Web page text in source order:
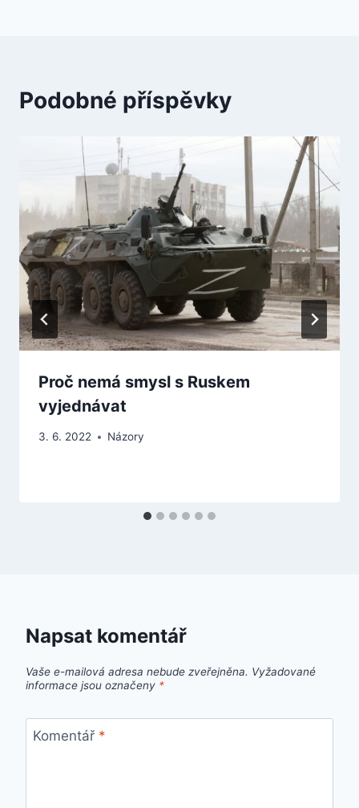
Podobné příspěvky
Proč nemá smysl s Ruskem
vyjednávat
3. 6. 2022 Názory
Napsat komentář
Vaše e-mailová adresa nebude zveřejněna. Vyžadované
informace jsou označeny *
Komentář *